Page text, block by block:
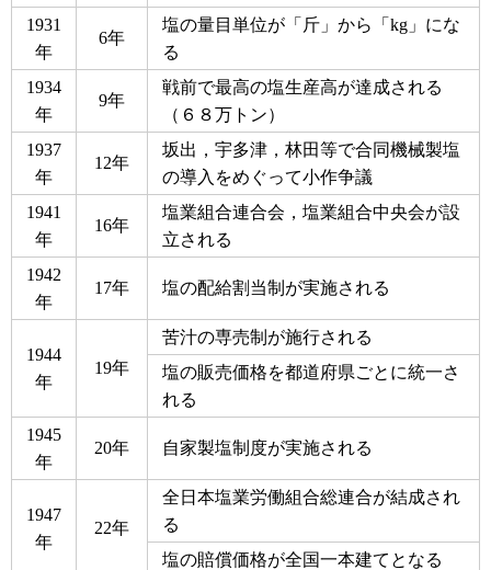
1931
年
6年
塩の量目単位が「斤」から「kg」にな
る
1934
年
9年
戦前で最高の塩生産高が達成される
（６８万トン）
1937
年
12年
坂出，宇多津，林田等で合同機械製塩
の導入をめぐって小作争議
1941
年
16年
塩業組合連合会，塩業組合中央会が設
立される
1942
年
17年 塩の配給割当制が実施される
1944
年
19年
苦汁の専売制が施行される
塩の販売価格を都道府県ごとに統一さ
れる
1945
年
20年 自家製塩制度が実施される
1947
年
22年
全日本塩業労働組合総連合が結成され
る
塩の賠償価格が全国一本建てとなる